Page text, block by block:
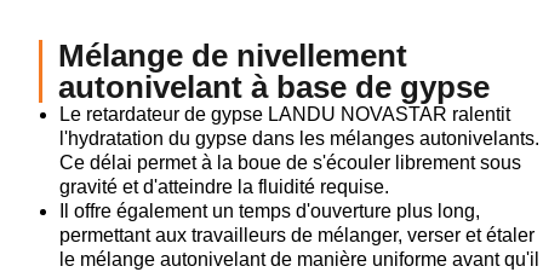
Mélange de nivellement
autonivelant à base de gypse
Le retardateur de gypse LANDU NOVASTAR ralentit
l'hydratation du gypse dans les mélanges autonivelants.
Ce délai permet à la boue de s'écouler librement sous
gravité et d'atteindre la fluidité requise.
Il offre également un temps d'ouverture plus long,
permettant aux travailleurs de mélanger, verser et étaler
le mélange autonivelant de manière uniforme avant qu'il